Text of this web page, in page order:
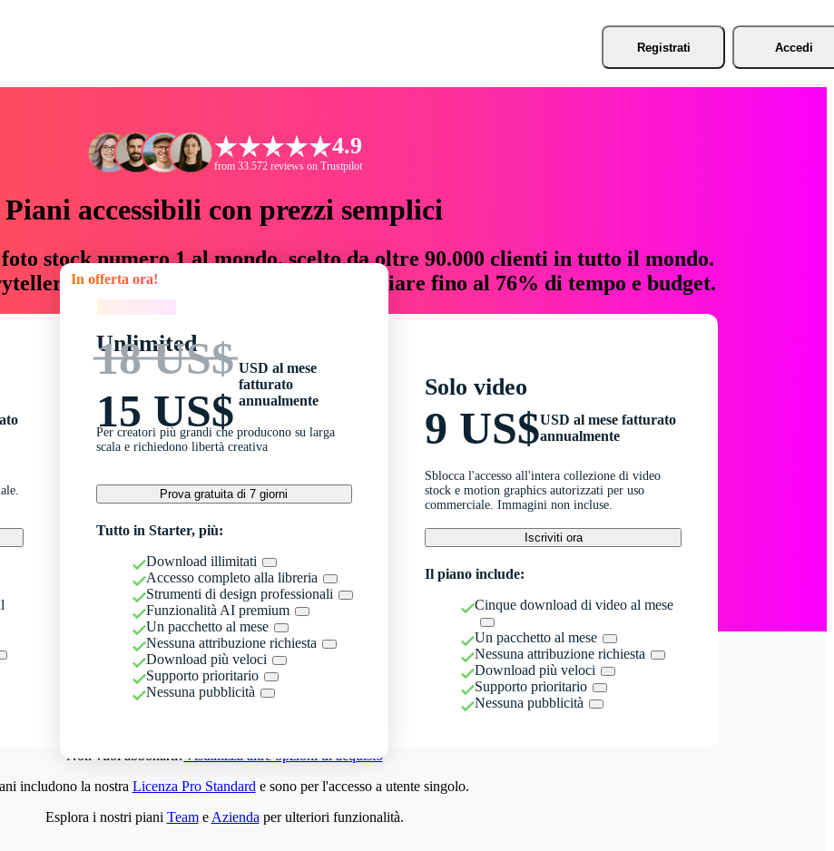
Registrati Accedi
4.9
from 33.572 reviews on Trustpilot
Piani accessibili con prezzi semplici
stock numero 1 al mondo, scelto da oltre 90.000 clienti in tutto il mondo.
risorse creative che fanno risparmiare fino al 76% di tempo e budget.
In offerta ora!
Unlimited
18 US$
15 US$
USD al mese
fatturato
annualmente
Per creatori più grandi che producono su larga
scala e richiedono libertà creativa
Prova gratuita di 7 giorni
Tutto in Starter, più:
Download illimitati
Accesso completo alla libreria
Strumenti di design professionali
Funzionalità AI premium
Un pacchetto al mese
Nessuna attribuzione richiesta
Download più veloci
Supporto prioritario
Nessuna pubblicità
Solo video
9 US$USD al mese fatturato
annualmente
Sblocca l'accesso all'intera collezione di video
stock e motion graphics autorizzati per uso
commerciale. Immagini non incluse.
Iscriviti ora
Il piano include:
Cinque download di video al mese
Un pacchetto al mese
Nessuna attribuzione richiesta
Download più veloci
Supporto prioritario
Nessuna pubblicità
Non vuoi abbonarti?Visualizza altre opzioni di acquisto
includono la nostra Licenza Pro Standard e sono per l'accesso a utente singolo.
Esplora i nostri piani Teame Azienda per ulteriori funzionalità.